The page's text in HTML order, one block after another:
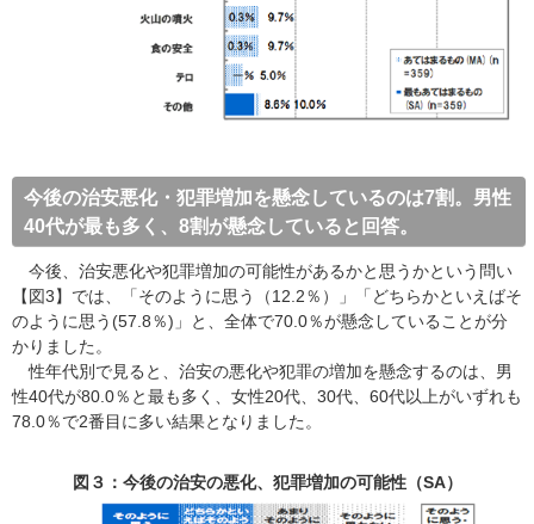
今後の治安悪化・犯罪増加を懸念しているのは7割。男性
40代が最も多く、8割が懸念していると回答。
今後、治安悪化や犯罪増加の可能性があるかと思うかという問い
【図3】では、「そのように思う（12.2％）」「どちらかといえばそ
のように思う(57.8％)」と、全体で70.0％が懸念していることが分
かりました。
性年代別で見ると、治安の悪化や犯罪の増加を懸念するのは、男
性40代が80.0％と最も多く、女性20代、30代、60代以上がいずれも
78.0％で2番目に多い結果となりました。
図３：今後の治安の悪化、犯罪増加の可能性（SA）